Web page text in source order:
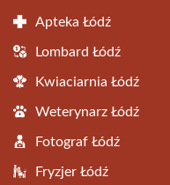
Apteka Łódź
Lombard Łódź
Kwiaciarnia Łódź
Weterynarz Łódź
Fotograf Łódź
Fryzjer Łódź